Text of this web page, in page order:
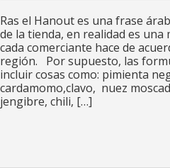
Ras el Hanout es una frase
de la tienda, en realidad es una
cada comerciante hace de
región. Por supuesto, las
incluir cosas como: pimienta
cardamomo,clavo, nuez
jengibre, chili, […]